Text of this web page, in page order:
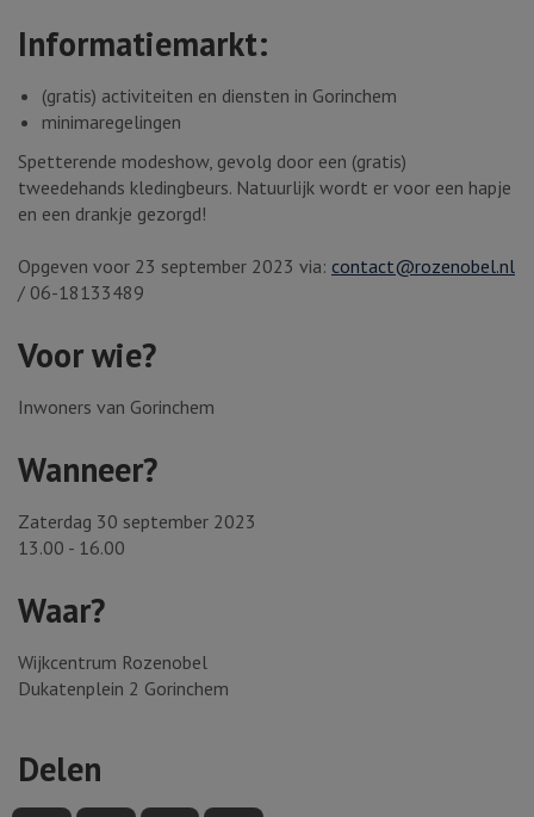
Informatiemarkt:
(gratis) activiteiten en diensten in Gorinchem
minimaregelingen
Spetterende modeshow, gevolg door een (gratis)
tweedehands kledingbeurs. Natuurlijk wordt er voor een hapje
en een drankje gezorgd!
Opgeven voor 23 september 2023 via: contact@rozenobel.nl
/ 06-18133489
Voor wie?
Inwoners van Gorinchem
Wanneer?
Zaterdag 30 september 2023
13.00 - 16.00
Waar?
Wijkcentrum Rozenobel
Dukatenplein 2 Gorinchem
Delen